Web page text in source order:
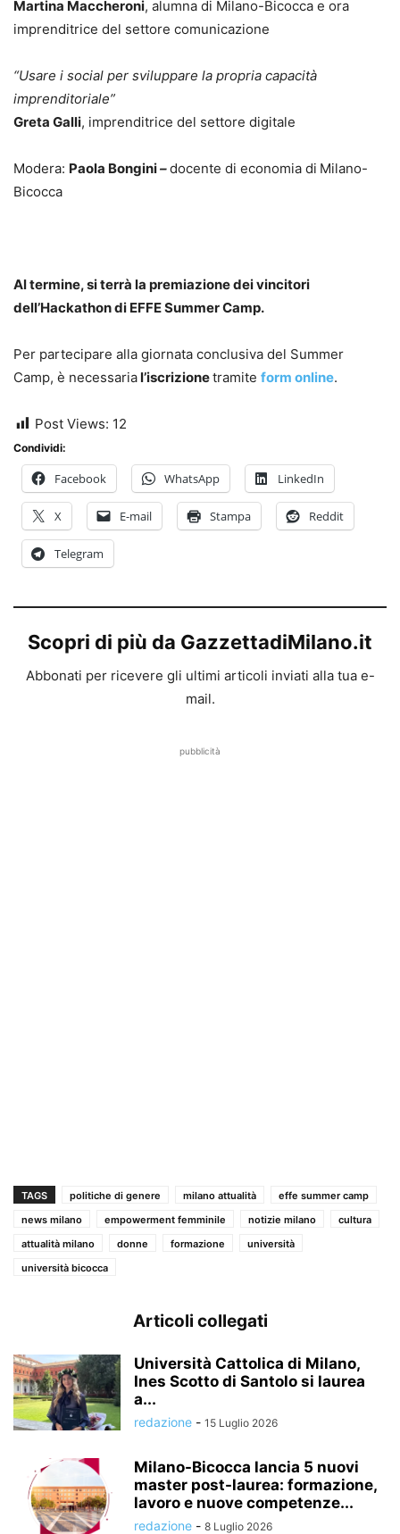
Martina Maccheroni, alumna di Milano-Bicocca e ora
imprenditrice del settore comunicazione
“Usare i social per sviluppare la propria capacità
imprenditoriale”
Greta Galli, imprenditrice del settore digitale
Modera: Paola Bongini–docente di economia di Milano-
Bicocca
Al termine, si terrà la premiazione dei vincitori
dell’Hackathon di EFFE Summer Camp.
Per partecipare alla giornata conclusiva del Summer
Camp, è necessarial’iscrizionetramite form online.
Post Views: 12
Condividi:
Facebook WhatsApp LinkedIn
X E-mail Stampa Reddit
Telegram
Scopri di più da GazzettadiMilano.it
Abbonati per ricevere gli ultimi articoli inviati alla tua e-
mail.
pubblicità
TAGS politiche di genere milano attualità
effe summer camp
news milano
empowerment femminile notizie milano
cultura
attualità milano
donne formazione
università
università bicocca
Articoli collegati
Università Cattolica di Milano,
Ines Scotto di Santolo si laurea
a...
redazione - 15 Luglio 2026
Milano-Bicocca lancia 5 nuovi
master post-laurea: formazione,
lavoro e nuove competenze...
redazione - 8 Luglio 2026